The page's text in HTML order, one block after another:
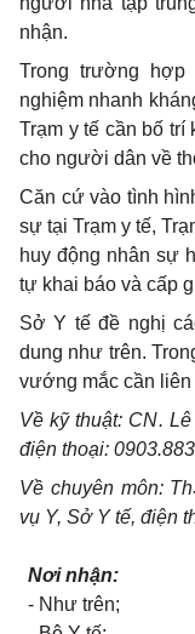
nhận.
Trong trường
nghiệm nhanh
Trạm y tế cần bố trí
cho người dân về
Căn cứ vào tình
sự tại Trạm y tế,
huy động nhân sự
tự khai báo và cấp
Sở Y tế đề nghị
dung như trên.
vướng mắc cần
Về kỹ thuật: CN.
điện thoại:
Về chuyên môn:
vụ Y, Sở Y tế, điện
Nơi nhận:
- Như trên;